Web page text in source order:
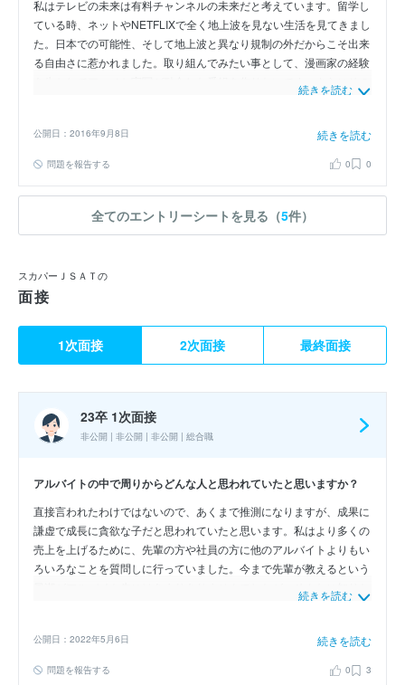
私はテレビの未来は有料チャンネルの未来だと考えています。留学し
ている時、ネットやNETFLIXで全く地上波を見ない生活を見てきまし
た。日本での可能性、そして地上波と異なり規制の外だからこそ出来
る自由さに惹かれました。取り組んでみたい事として、漫画家の経験
キャラコンテンツをグッズ化、場所の聖地化などの企画と連動させ、
いです。
続きを読む
公開日：2016年9月8日 続きを読む
問題を報告する 0 0
全てのエントリーシートを見る（5件）
スカパーＪＳＡＴの
面接
1次面接 2次面接 最終面接
23卒 1次面接
非公開 | 非公開 | 非公開 | 総合職
アルバイトの中で周りからどんな人と思われていたと思いますか？
直接言われたわけではないので、あくまで推測になりますが、成果に
謙虚で成長に貪欲な子だと思われていたと思います。私はより多くの
売上を上げるために、先輩の方や社員の方に他のアルバイトよりもい
ろいろなことを質問しに行っていました。今まで先輩が教えるという
風潮がアルバイト先にはあまりありませんでしたが、そんなに知りた
いなら「今度一緒にご飯行って教えてあげる」というように今までな
ら、このように先輩方も優しく教えてくださったと感じております。
社会人になってもこの謙虚さと成長意欲は変わらずに、新たなことに
続きを読む
公開日：2022年5月6日 続きを読む
問題を報告する 0 3